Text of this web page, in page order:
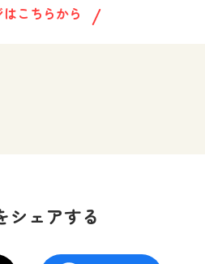
こちらから
シェアする